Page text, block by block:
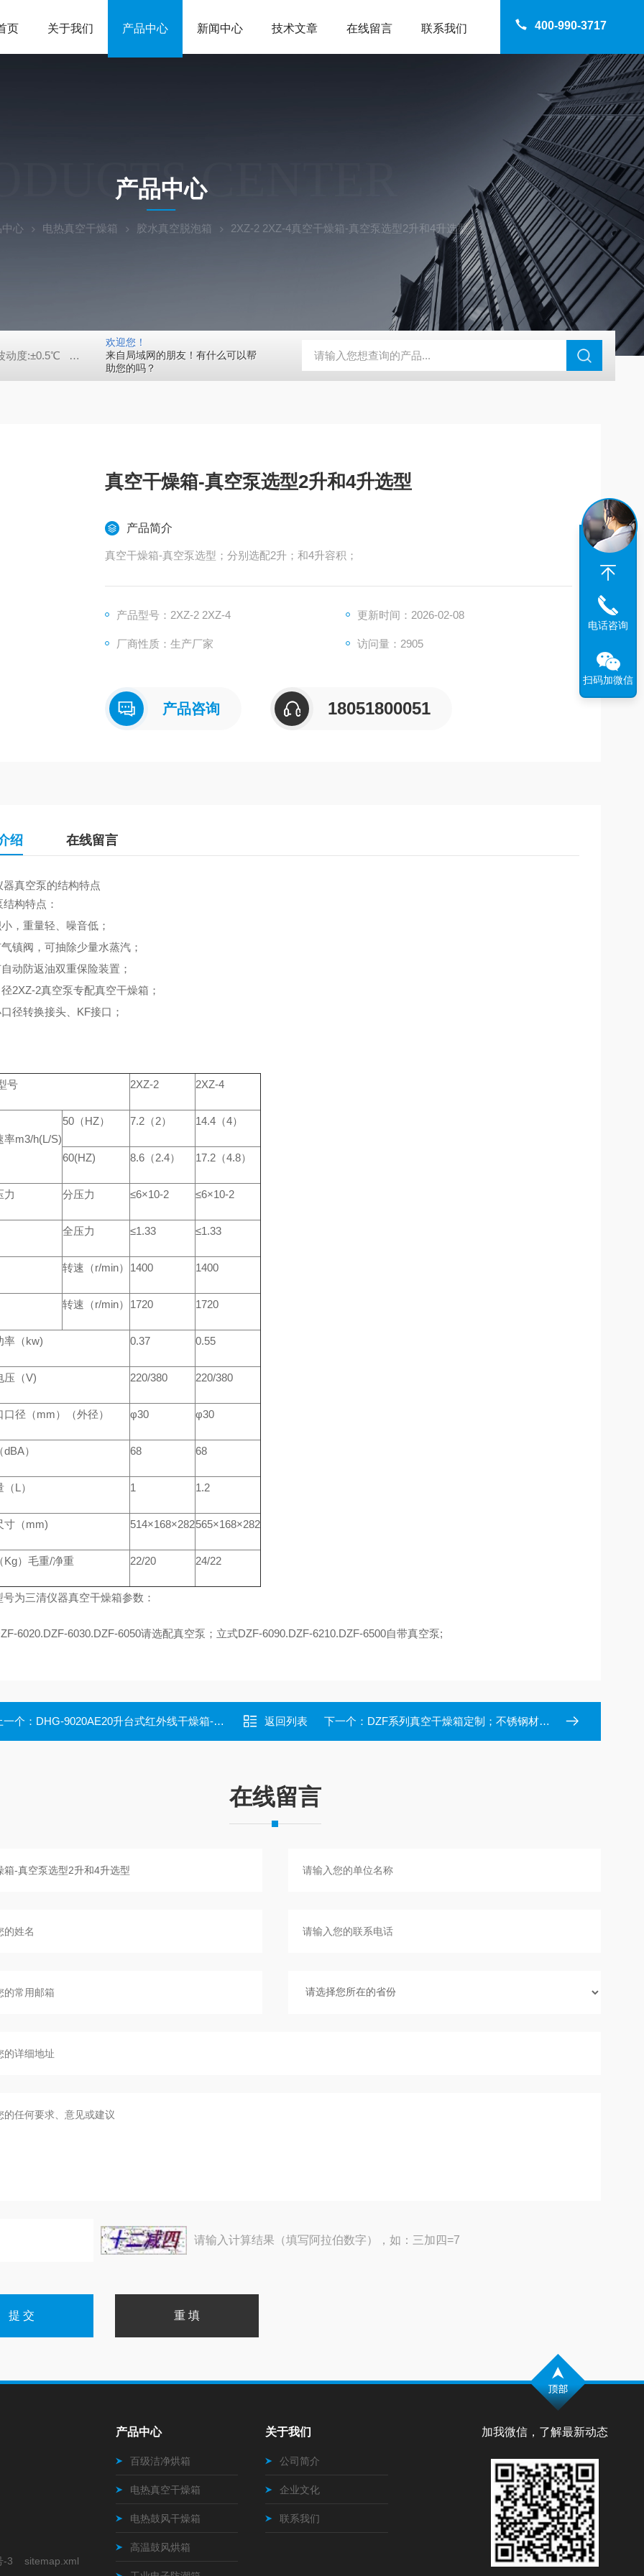
欢迎您！
来自局域网的朋友！有什么可以帮
助您的吗？
400-990-3717
页 关于我们 产品中心 新闻中心 技术文章 在线留言 联系我们
CENTER
产品中心
心 电热真空干燥箱 胶水真空脱泡箱 2XZ-2 2XZ-4真空干燥箱-真空泵选型2升和4升选型
动度:±0.5℃ DHG-9140B（140升）电热恒温鼓风干燥箱，不锈钢干燥箱，烘箱控温范围300℃ DHG-9070B（70
真空干燥箱-真空泵选型2升和4升选型
产品简介
真空干燥箱-真空泵选型；分别选配2升；和4升容积；
产品型号：2XZ-2 2XZ-4 更新时间：2026-02-08
厂商性质：生产厂家 访问量：2905
产品咨询 18051800051
绍 在线留言
器真空泵的结构特点
构特点：
，重量轻、噪音低；
镇阀，可抽除少量水蒸汽；
动防返油双重保险装置；
2XZ-2真空泵专配真空干燥箱；
径转换接头、KF接口；
号 2XZ-2 2XZ-4
率m3/h(L/S)
50（HZ） 7.2（2） 14.4（4）
60(HZ) 8.6（2.4） 17.2（4.8）
力 分压力 ≤6×10-2 ≤6×10-2
全压力 ≤1.33 ≤1.33
转速（r/min） 1400 1400
转速（r/min） 1720 1720
率（kw) 0.37 0.55
压（V) 220/380 220/380
口径（mm）（外径） φ30 φ30
） 68 68
L） 1 1.2
寸（mm) 514×168×282565×168×282
Kg）毛重/净重 22/20 24/22
号为三清仪器真空干燥箱参数：
6020.DZF-6030.DZF-6050请选配真空泵；立式DZF-6090.DZF-6210.DZF-6500自带真空泵;
一个： DHG-9020AE20升台式红外线干燥箱-鼓风干燥箱 返回列表 下一个： DZF系列真空干燥箱定制；不锈钢材质；真空度10pa;真空恒温波动度:±0.5℃
在线留言
请输入计算结果（填写阿拉伯数字），如：三加四=7
加我微信，了解最新动态
-3 sitemap.xml
产品中心
百级洁净烘箱
电热真空干燥箱
电热鼓风干燥箱
高温鼓风烘箱
关于我们
公司简介
企业文化
联系我们
电话咨询
扫码加微信